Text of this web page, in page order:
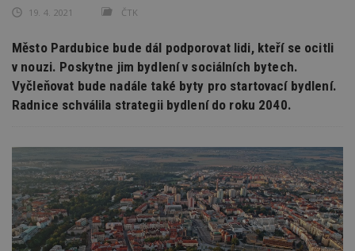
19. 4. 2021 ČTK
Město Pardubice bude dál podporovat lidi, kteří se ocitli
v nouzi. Poskytne jim bydlení v sociálních bytech.
Vyčleňovat bude nadále také byty pro startovací bydlení.
Radnice schválila strategii bydlení do roku 2040.